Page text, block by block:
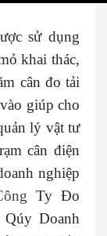
sử dụng
khai thác,
cân đo tải
giúp cho
lý vật tư
cân điện
nghiệp
Ty Đo
Doanh